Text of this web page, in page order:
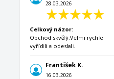
28.03.2026
Celkový názor:
Obchod skvělý.Velmi rychle
vyřídili a odeslali.
František K.
16.03.2026